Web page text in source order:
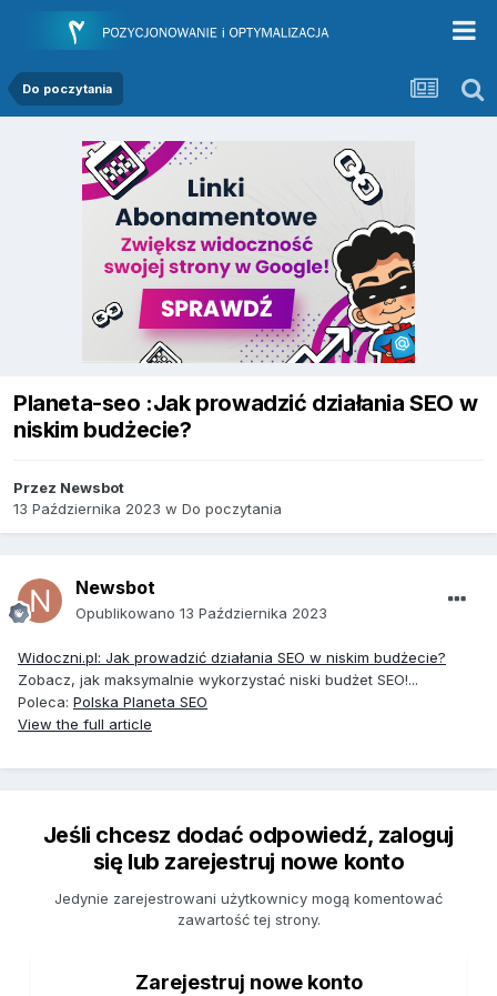
Do poczytania
Planeta-seo :Jak prowadzić działania SEO w
niskim budżecie?
Przez Newsbot
13 Października 2023 w Do poczytania
Newsbot
Opublikowano 13 Października 2023
Widoczni.pl: Jak prowadzić działania SEO w niskim budżecie?
Zobacz, jak maksymalnie wykorzystać niski budżet SEO!...
Poleca: Polska Planeta SEO
View the full article
Jeśli chcesz dodać odpowiedź, zaloguj
się lub zarejestruj nowe konto
Jedynie zarejestrowani użytkownicy mogą komentować
zawartość tej strony.
Zarejestruj nowe konto